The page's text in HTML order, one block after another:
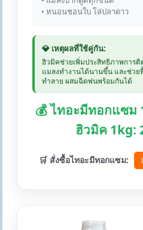
• หนอนชอนใบ โล่ปลาดาว
💎 เหตุผลที่ใช้คู่กัน:
ฮิวมิคช่วยเพิ่มประสิทธิภาพการ
แมลงทำงานได้นานขึ้น และช่ว
ทำลาย ผสมฉีดพ่นพร้อมกันได้
💰 ไทอะมีทอกแซม
ฮิวมิค 1kg:
🛒 สั่งซื้อไทอะมีทอกแซม: